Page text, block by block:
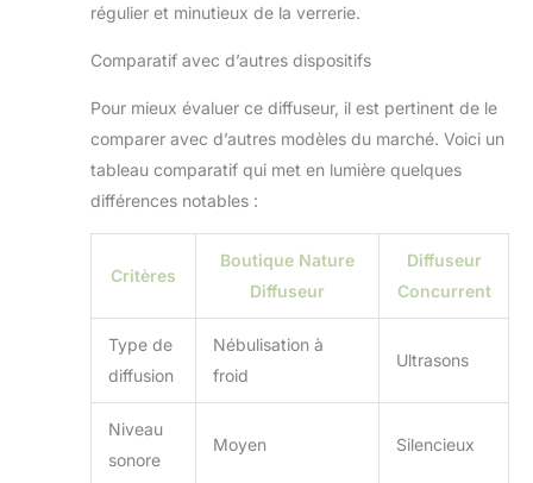
régulier et minutieux de la verrerie.
Comparatif avec d’autres dispositifs
Pour mieux évaluer ce diffuseur, il est pertinent de le
comparer avec d’autres modèles du marché. Voici un
tableau comparatif qui met en lumière quelques
différences notables :
Critères
Boutique Nature
Diffuseur
Diffuseur
Concurrent
Type de
diffusion
Nébulisation à
froid
Ultrasons
Niveau
sonore
Moyen Silencieux